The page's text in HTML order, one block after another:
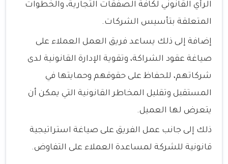
الرأي القانوني لكافة الصفقات التجارية، والخطوات
المتعلقة بتأسيس الشركات.
إضافة إلى ذلك يساعد فريق العمل العملاء على
صياغة عقود الشراكة، وتقوية الإدارة القانونية لدى
شركاتهم، للحفاظ على حقوقهم وحمايتها في
المستقبل وتقليل المخاطر القانونية التي يمكن أن
يتعرض لها العميل.
ذلك إلى جانب عمل الفريق على صياغة استراتيجية
قانونية للشركة لمساعدة العملاء على التفاوض.